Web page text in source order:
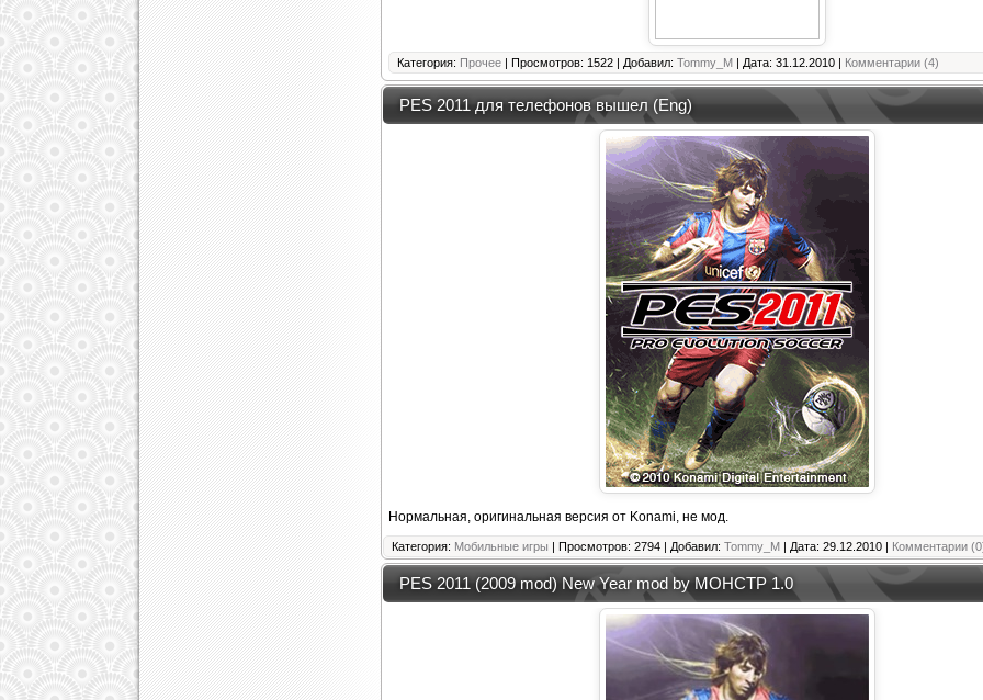
Категория: Прочее | Просмотров: 1522 | Добавил: Tommy_M | Дата: 31.12.2010 | Комментарии (4)
PES 2011 для телефонов вышел (Eng)
Нормальная, оригинальная версия от Konami, не мод.
Категория: Мобильные игры | Просмотров: 2794 | Добавил: Tommy_M | Дата: 29.12.2010 | Комментарии
PES 2011 (2009 mod) New Year mod by MOHCTP 1.0